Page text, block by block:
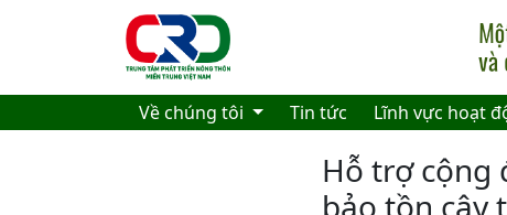
Skip to main content
Về chúng tôi Tin tức Lĩnh vực hoạt
Hỗ trợ cộng
bảo tồn cây